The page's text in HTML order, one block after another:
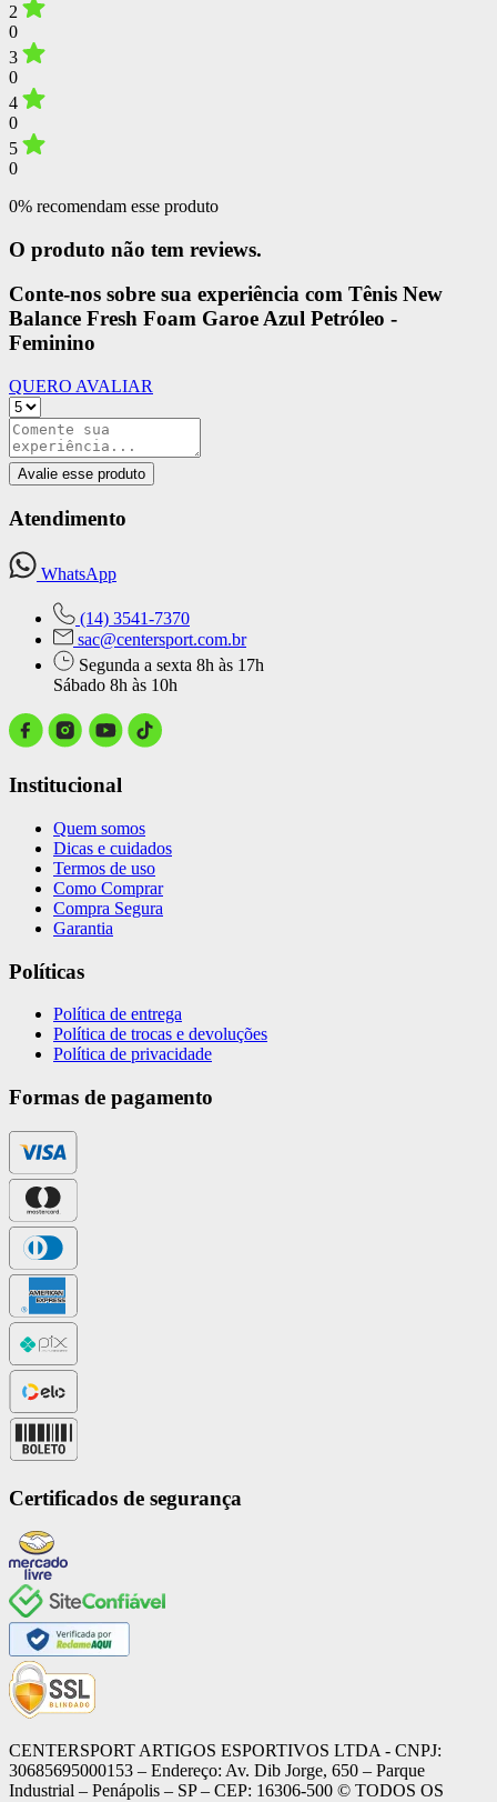
2
0
3
0
4
0
5
0
0% recomendam esse produto
O produto não tem reviews.
Conte-nos sobre sua experiência com Tênis New
Balance Fresh Foam Garoe Azul Petróleo -
Feminino
QUERO AVALIAR
Avalie esse produto
Atendimento
WhatsApp
(14) 3541-7370
sac@centersport.com.br
Segunda a sexta 8h às 17h
Sábado 8h às 10h
Institucional
Quem somos
Dicas e cuidados
Termos de uso
Como Comprar
Compra Segura
Garantia
Políticas
Política de entrega
Política de trocas e devoluções
Política de privacidade
Formas de pagamento
Certificados de segurança
CENTERSPORT ARTIGOS ESPORTIVOS LTDA - CNPJ:
30685695000153 – Endereço: Av. Dib Jorge, 650 – Parque
Industrial – Penápolis – SP – CEP: 16306-500 ©️ TODOS OS